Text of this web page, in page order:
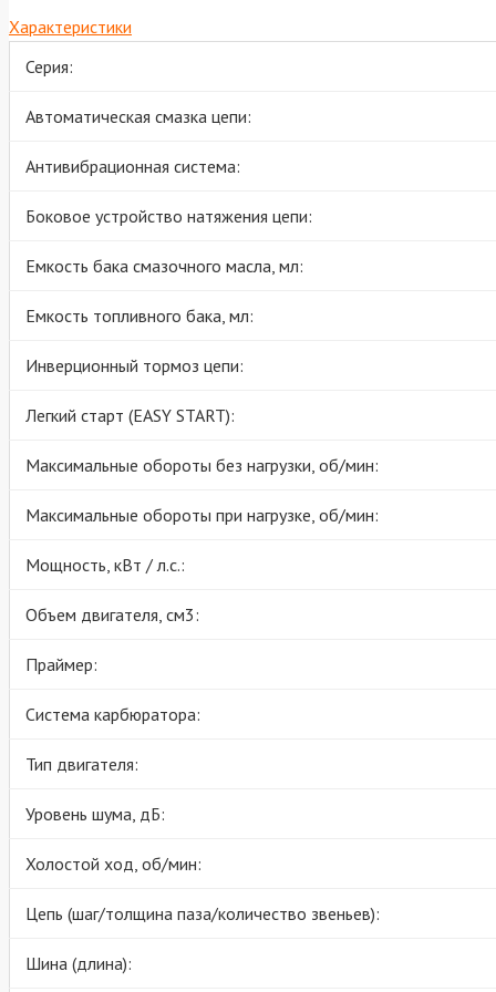
Характеристики
Серия:
Автоматическая смазка цепи:
Антивибрационная система:
Боковое устройство натяжения цепи:
Емкость бака смазочного масла, мл:
Емкость топливного бака, мл:
Инверционный тормоз цепи:
Легкий старт (EASY START):
Максимальные обороты без нагрузки, об/мин:
Максимальные обороты при нагрузке, об/мин:
Мощность, кВт / л.с.:
Объем двигателя, см3:
Праймер:
Система карбюратора:
Тип двигателя:
Уровень шума, дБ:
Холостой ход, об/мин:
Цепь (шаг/толщина паза/количество звеньев):
Шина (длина):